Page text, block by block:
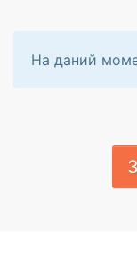
На даний